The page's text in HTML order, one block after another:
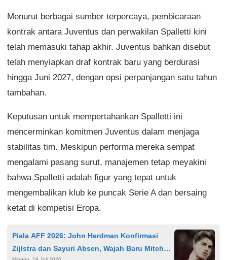
Menurut berbagai sumber terpercaya, pembicaraan
kontrak antara Juventus dan perwakilan Spalletti kini
telah memasuki tahap akhir. Juventus bahkan disebut
telah menyiapkan draf kontrak baru yang berdurasi
hingga Juni 2027, dengan opsi perpanjangan satu tahun
tambahan.
Keputusan untuk mempertahankan Spalletti ini
mencerminkan komitmen Juventus dalam menjaga
stabilitas tim. Meskipun performa mereka sempat
mengalami pasang surut, manajemen tetap meyakini
bahwa Spalletti adalah figur yang tepat untuk
mengembalikan klub ke puncak Serie A dan bersaing
ketat di kompetisi Eropa.
Piala AFF 2026: John Herdman Konfirmasi
Zijlstra dan Sayuri Absen, Wajah Baru Mitchell